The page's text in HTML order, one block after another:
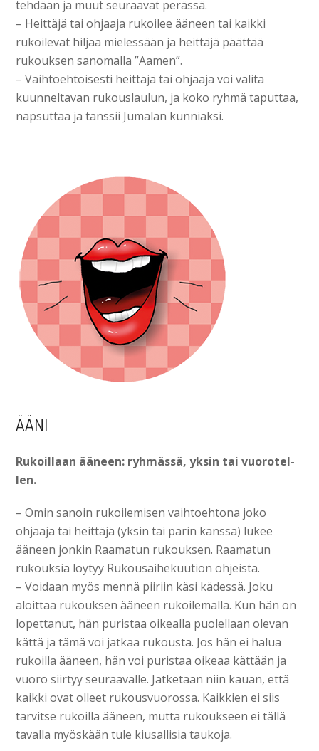
tehdään ja muut seuraavat perässä.
– Heittäjä tai ohjaaja rukoilee ääneen tai kaikki
rukoilevat hiljaa mielessään ja heittäjä päättää
rukouksen sanomal­la ”Aamen”.
– Vaihtoehtoisesti heittäjä tai ohjaaja voi valita
kuunneltavan rukouslaulun, ja koko ryhmä taputtaa,
napsuttaa ja tanssii Jumalan kunniaksi.
ÄÄNI
Rukoillaan ääneen: ryhmässä, yksin tai vuorotel­
len.
– Omin sanoin rukoilemisen vaihtoehtona joko
ohjaaja tai heittäjä (yksin tai parin kanssa) lukee
ääneen jonkin Raamatun rukouksen. Raamatun
rukouksia löytyy Rukousaihekuution ohjeista.
– Voidaan myös mennä piiriin käsi kädessä. Joku
aloittaa rukouksen ääneen rukoilemalla. Kun hän on
lopettanut, hän puristaa oikealla puolellaan olevan
kättä ja tämä voi jatkaa rukousta. Jos hän ei halua
rukoilla ääneen, hän voi puristaa oikeaa kättään ja
vuoro siirtyy seuraavalle. Jatketaan niin kauan, että
kaikki ovat olleet rukousvuorossa. Kaikkien ei siis
tarvitse rukoilla ääneen, mutta ru­koukseen ei tällä
tavalla myöskään tule kiusallisia taukoja.